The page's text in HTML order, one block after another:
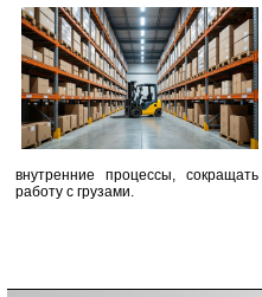
внутренние процессы,
работу с грузами.